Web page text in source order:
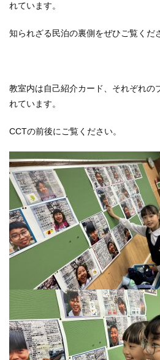
れています。
知られざる民泊の裏側をぜひご覧くだ
教室内は自己紹介カード、それぞれの
れています。
CCTの前後にご覧ください。